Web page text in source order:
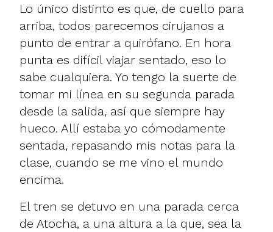
Lo único distinto es que, de cuello para
arriba, todos parecemos cirujanos a
punto de entrar a quirófano. En hora
punta es difícil viajar sentado, eso lo
sabe cualquiera. Yo tengo la suerte de
tomar mi línea en su segunda parada
desde la salida, así que siempre hay
hueco. Allí estaba yo cómodamente
sentada, repasando mis notas para la
clase, cuando se me vino el mundo
encima.
El tren se detuvo en una parada cerca
de Atocha, a una altura a la que, sea la